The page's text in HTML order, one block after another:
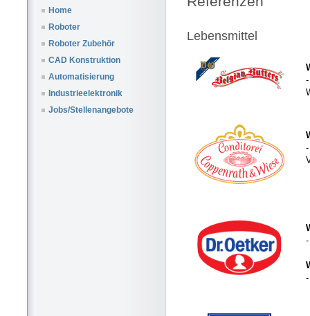
Home
Roboter
Roboter Zubehör
CAD Konstruktion
Automatisierung
Industrieelektronik
Jobs/Stellenangebote
Lebensmittel